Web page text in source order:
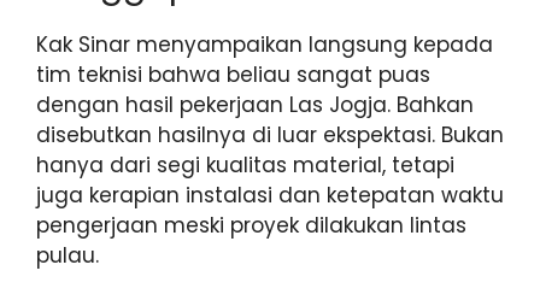
Kak Sinar menyampaikan langsung kepada
tim teknisi bahwa beliau sangat puas
dengan hasil pekerjaan Las Jogja. Bahkan
disebutkan hasilnya di luar ekspektasi. Bukan
hanya dari segi kualitas material, tetapi
juga kerapian instalasi dan ketepatan waktu
pengerjaan meski proyek dilakukan lintas
pulau.